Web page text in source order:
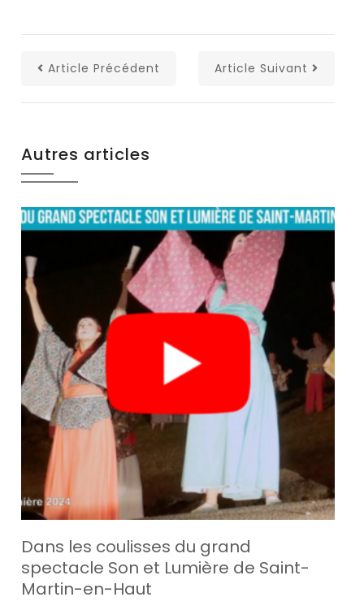
Article Précédent Article Suivant
Autres articles
Dans les coulisses du grand
spectacle Son et Lumière de Saint-
Martin-en-Haut